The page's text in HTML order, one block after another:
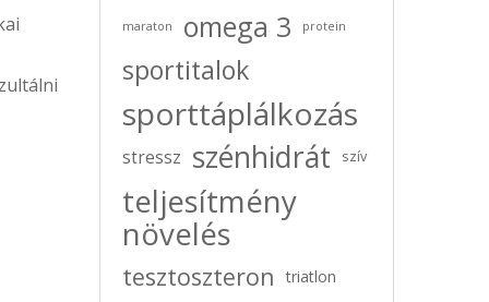
maraton omega 3 protein
sportitalok
sporttáplálkozás
stressz szénhidrát szív
teljesítmény
növelés
tesztoszteron triatlon